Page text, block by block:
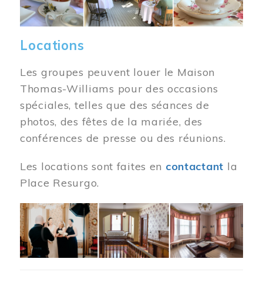
Locations
Les groupes peuvent louer le Maison
Thomas-Williams pour des occasions
spéciales, telles que des séances de
photos, des fêtes de la mariée, des
conférences de presse ou des réunions.
Les locations sont faites en contactant la
Place Resurgo.
Image